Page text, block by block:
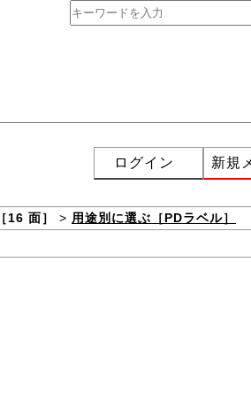
ログイン 新規
16 面］ > 用途別に選ぶ［PDラベル］